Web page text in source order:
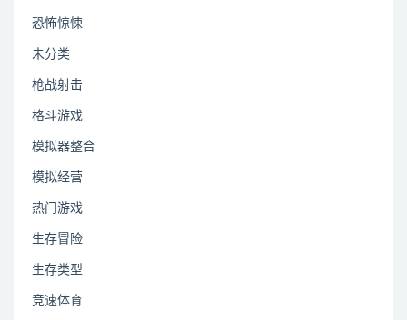
恐怖惊悚
未分类
枪战射击
格斗游戏
模拟器整合
模拟经营
热门游戏
生存冒险
生存类型
竞速体育